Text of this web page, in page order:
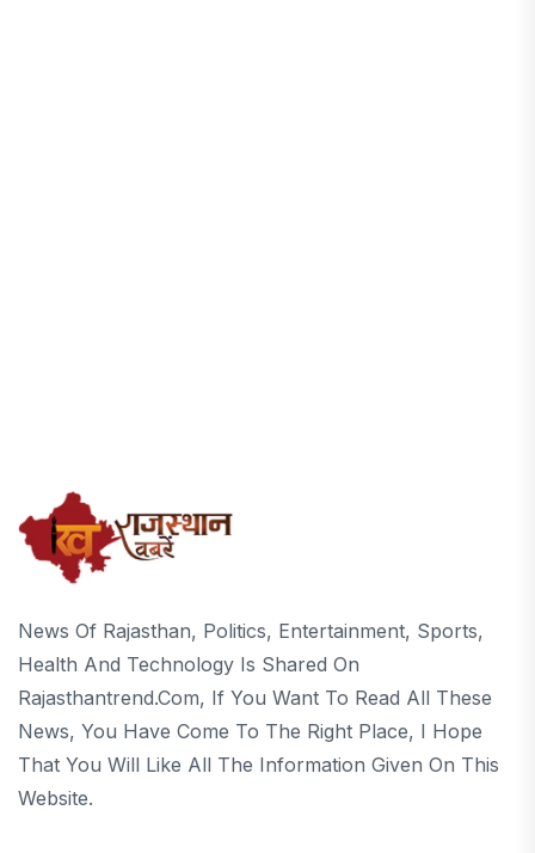
News Of Rajasthan, Politics, Entertainment, Sports,
Health And Technology Is Shared On
Rajasthantrend.com, If You Want To Read All These
News, You Have Come To The Right Place, I Hope
That You Will Like All The Information Given On This
Website.